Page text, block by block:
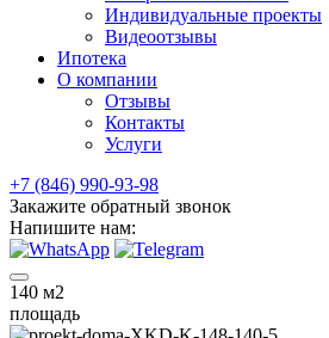
Индивидуальные проекты
Видеоотзывы
Ипотека
О компании
Отзывы
Контакты
Услуги
+7 (846) 990-93-98
Закажите обратный звонок
Напишите нам:
140 м2
площадь